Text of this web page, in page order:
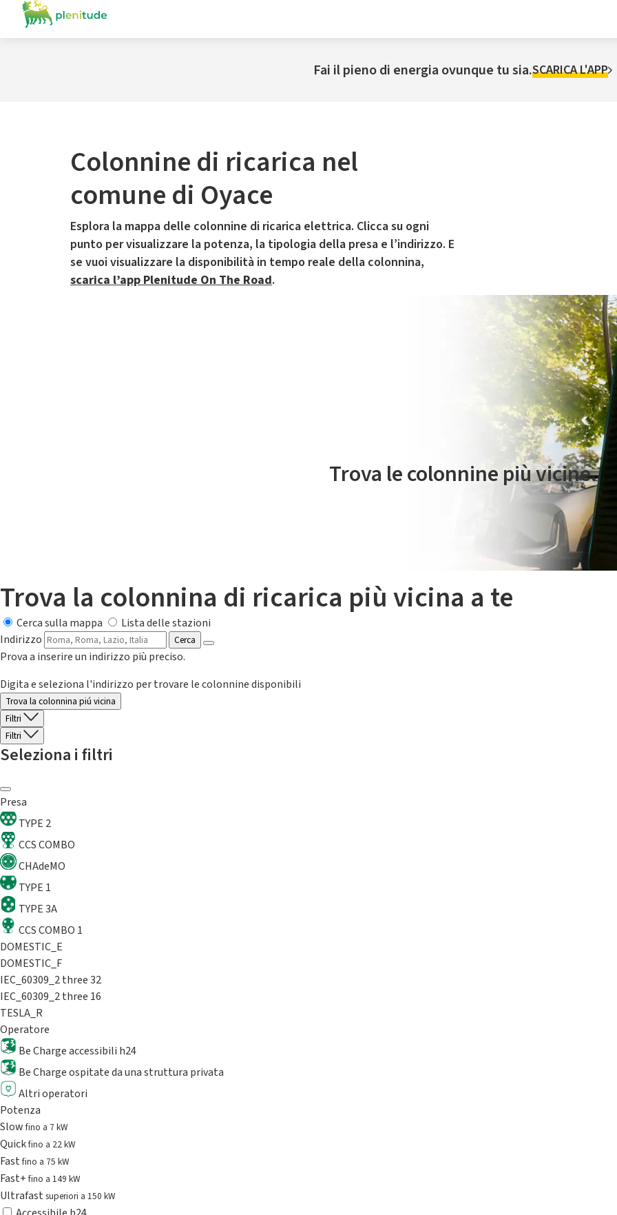
Fai il pieno di energia ovunque tu sia.SCARICA L'APP
Colonnine di ricarica nel
comune di Oyace
Esplora la mappa delle colonnine di ricarica elettrica. Clicca su ogni
punto per visualizzare la potenza, la tipologia della presa e l’indirizzo. E
se vuoi visualizzare la disponibilità in tempo reale della colonnina,
scarica l’app Plenitude On The Road.
Il servizio di mobilità elettrica è gestito da Plenitude On The Road
Trova le colonnine più vicine.
Trova la colonnina di ricarica più vicina a te
Cerca sulla mappa
Lista delle stazioni
Indirizzo
Cerca
Prova a inserire un indirizzo più preciso.
Digita e seleziona l'indirizzo per trovare le colonnine disponibili
Trova la colonnina piú vicina
Filtri
Filtri
Seleziona i filtri
Presa
TYPE 2
CCS COMBO
CHAdeMO
TYPE 1
TYPE 3A
CCS COMBO 1
DOMESTIC_E
DOMESTIC_F
IEC_60309_2 three 32
IEC_60309_2 three 16
TESLA_R
Operatore
Be Charge accessibili h24
Be Charge ospitate da una struttura privata
Altri operatori
Potenza
Slowfino a 7 kW
Quickfino a 22 kW
Fastfino a 75 kW
Fast+fino a 149 kW
Ultrafast superiori a 150 kW